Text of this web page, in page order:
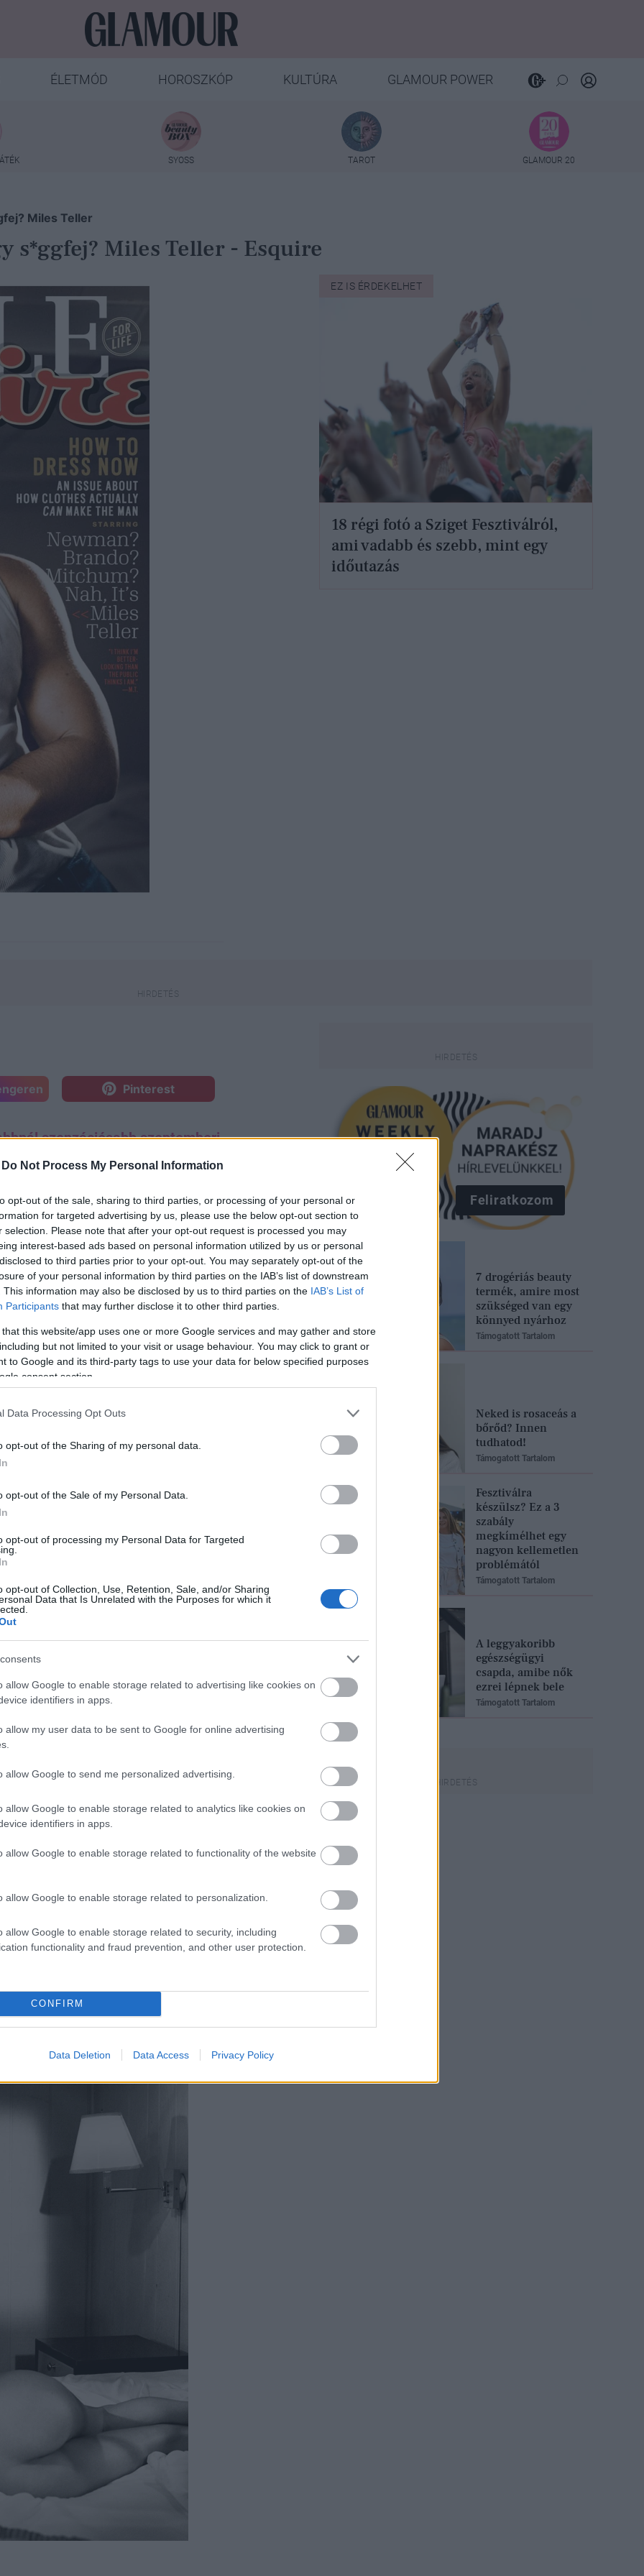
Do Not Process My Personal Information
opt-out of the sale, sharing to third parties, or processing of your personal or
for targeted advertising by us, please use the below opt-out section to
selection. Please note that after your opt-out request is processed you may
interest-based ads based on personal information utilized by us or personal
to third parties prior to your opt-out. You may separately opt-out of the
of your personal information by third parties on the IAB’s list of downstream
This information may also be disclosed by us to third parties on the IAB’s List of
Participants that may further disclose it to other third parties.
that this website/app uses one or more Google services and may gather and store
but not limited to your visit or usage behaviour. You may click to grant or
to Google and its third-party tags to use your data for below specified purposes
consent section.
Data Processing Opt Outs
opt-out of the Sharing of my personal data.
opt-out of the Sale of my Personal Data.
opt-out of processing my Personal Data for Targeted
opt-out of Collection, Use, Retention, Sale, and/or Sharing
Data that Is Unrelated with the Purposes for which it
allow Google to enable storage related to advertising like cookies on
identifiers in apps.
allow my user data to be sent to Google for online advertising
allow Google to send me personalized advertising.
allow Google to enable storage related to analytics like cookies on
identifiers in apps.
allow Google to enable storage related to functionality of the website
allow Google to enable storage related to personalization.
allow Google to enable storage related to security, including
functionality and fraud prevention, and other user protection.
CONFIRM
Data Deletion Data Access Privacy Policy
ÉLETMÓD HOROSZKÓP KULTÚRA GLAMOUR POWER
SYOSS TAROT GLAMOUR 20
Miles Teller
s*ggfej? Miles Teller - Esquire
EZ IS ÉRDEKELHET
18 régi fotó a Sziget Fesztiválról,
ami vadabb és szebb, mint egy
időutazás
Pinterest
szenzációsabb szeptemberi
hónapja az évnek, ami
kiadványa, aVoguemég
legnagyobb diktátora, az
egy igencsak vitatott
roppant izgalmas és ugyanakkor
2 évben. Mindjárt fontos
teljesen rabul ejtette a lányok
drámában Shailene Woodley
J. K. Simmons-nak.
think there&#39;s anything cool or
misrepresenting&mdash; Miles
8">
képet festett le a 28 éves
itthon is vetítik a mozik. A
"f*szfejnek" nevezik,
Szerencsére azonnal védelmére
B. Jordan, és kifejezték
of character
6.
8">
and a truly fantastic
8">
szerezte a sérüléseit, hogy
a bikinimodell Keleigh Sperry a
Feliratkozom
7 drogériás beauty
termék, amire most
szükséged van egy
könnyed nyárhoz
Támogatott Tartalom
Neked is rosaceás a
bőrőd? Innen
tudhatod!
Támogatott Tartalom
Fesztiválra
készülsz? Ez a 3
szabály
megkímélhet egy
nagyon kellemetlen
problémától
Támogatott Tartalom
A leggyakoribb
egészségügyi
csapda, amibe nők
ezrei lépnek bele
Támogatott Tartalom